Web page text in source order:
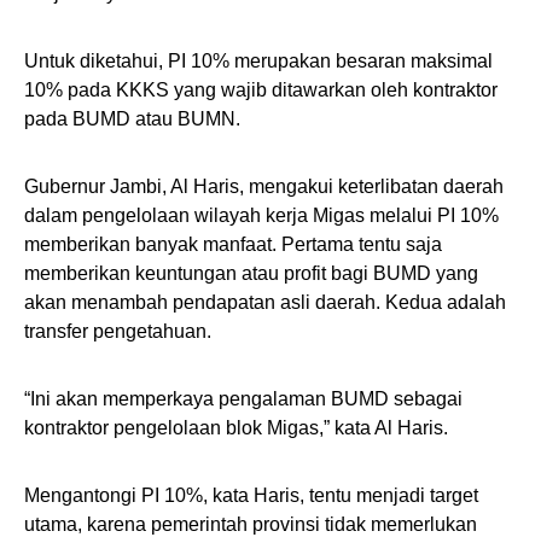
Untuk diketahui, PI 10% merupakan besaran maksimal
10% pada KKKS yang wajib ditawarkan oleh kontraktor
pada BUMD atau BUMN.
Gubernur Jambi, Al Haris, mengakui keterlibatan daerah
dalam pengelolaan wilayah kerja Migas melalui PI 10%
memberikan banyak manfaat. Pertama tentu saja
memberikan keuntungan atau profit bagi BUMD yang
akan menambah pendapatan asli daerah. Kedua adalah
transfer pengetahuan.
“Ini akan memperkaya pengalaman BUMD sebagai
kontraktor pengelolaan blok Migas,” kata Al Haris.
Mengantongi PI 10%, kata Haris, tentu menjadi target
utama, karena pemerintah provinsi tidak memerlukan